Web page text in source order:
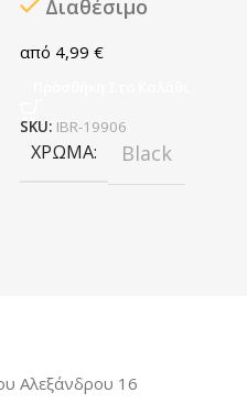
Διαθέσιμο
4,99€
SKU: IBR-19906
ΧΡΏΜΑ Black
Αλεξάνδρου 16